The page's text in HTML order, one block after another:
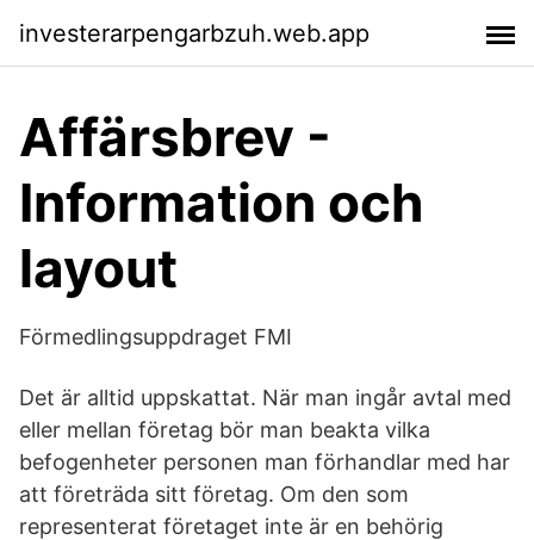
investerarpengarbzuh.web.app
Affärsbrev -
Information och
layout
Förmedlingsuppdraget FMI
Det är alltid uppskattat. När man ingår avtal med
eller mellan företag bör man beakta vilka
befogenheter personen man förhandlar med har
att företräda sitt företag. Om den som
representerat företaget inte är en behörig